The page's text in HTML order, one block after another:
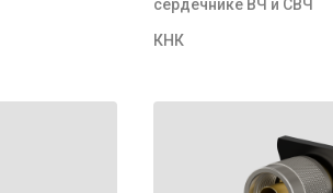
сердечнике ВЧ и СВЧ
КНК